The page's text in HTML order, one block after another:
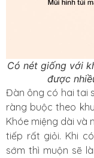
Có nét giống với
được
Đàn ông có hai tai
ràng buộc theo
Khóe miệng dài và
tiếp rất giỏi. Khi
sớm thì muộn sẽ